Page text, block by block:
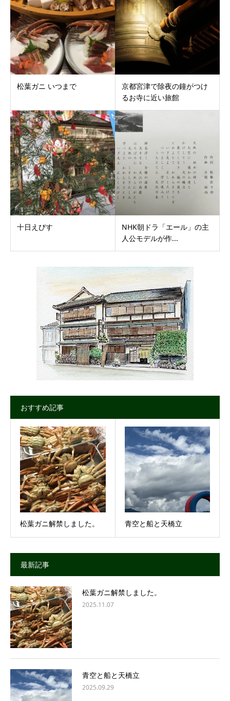
松葉ガニ いつまで
京都宮津で除夜の鐘がつけ
るお寺に近い旅館
十日えびす
NHK朝ドラ「エール」の主
人公モデルが作...
おすすめ記事
松葉ガニ解禁しました。 青空と船と天橋立
最新記事
松葉ガニ解禁しました。
2025.11.07
青空と船と天橋立
2025.09.29